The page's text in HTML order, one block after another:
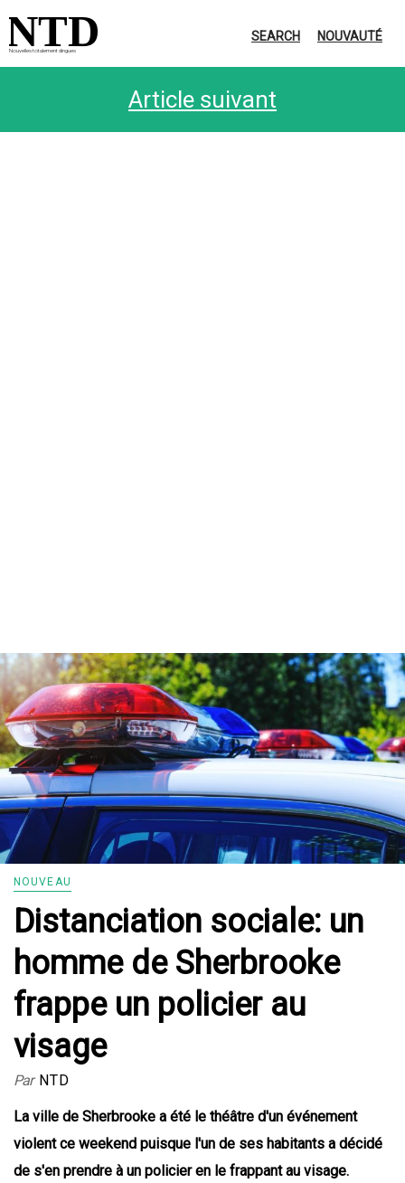
Nouvelles totalement dingues
NTD SEARCH NOUVAUTÉ
NOUVEAU
Distanciation sociale: un
homme de Sherbrooke
frappe un policier au
visage
Par NTD
La ville de Sherbrooke a été le théâtre d'un événement
violent ce weekend puisque l'un de ses habitants a décidé
de s'en prendre à un policier en le frappant au visage.
Article suivant